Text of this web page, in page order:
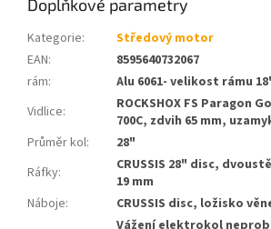
Doplňkové parametry
Kategorie:
Středový motor
EAN:
8595640732067
rám:
Alu 6061- velikost rámu
Vidlice:
ROCKSHOX FS Paragon
700C, zdvih 65 mm,
Průměr kol:
28"
Ráfky:
CRUSSIS 28" disc,
19 mm
Náboje: CRUSSIS disc, ložisko